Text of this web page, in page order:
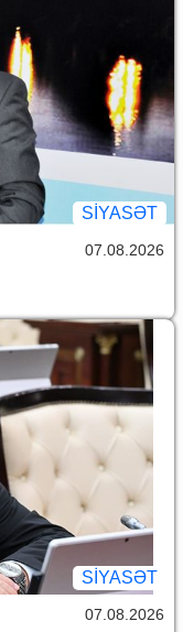
SİYASƏT
07.08.2026
SİYASƏT
07.08.2026